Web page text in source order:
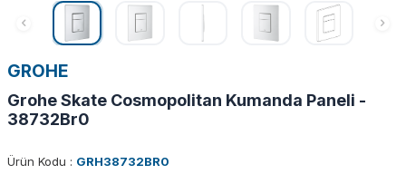
GROHE
Grohe Skate Cosmopolitan Kumanda Paneli -
38732Br0
Ürün Kodu : GRH38732BR0